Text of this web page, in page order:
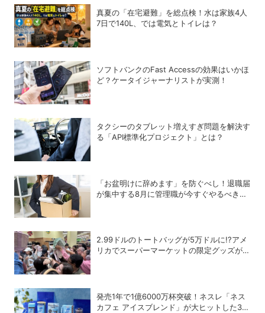
真夏の「在宅避難」を総点検！水は家族4人
7日で140L、では電気とトイレは？
ソフトバンクのFast Accessの効果はいかほ
ど？ケータイジャーナリストが実測！
タクシーのタブレット増えすぎ問題を解決す
る「API標準化プロジェクト」とは？
「お盆明けに辞めます」を防ぐべし！退職届
が集中する8月に管理職が今すぐやるべき対
2.99ドルのトートバッグが5万ドルに!?アメ
リカでスーパーマーケットの限定グッズが争
発売1年で1億6000万杯突破！ネスレ「ネス
カフェ アイスブレンド」が大ヒットした3つ